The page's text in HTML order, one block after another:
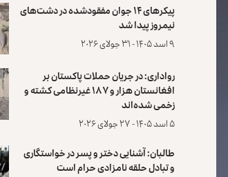
پیکرهای ۱۴ جوان مفقودشده در دشت‌های
نیمروز پیدا شد
۹ اسد ۱۴۰۵ - ۳۱ جولای ۲۰۲۶
رواداری: در جریان حملات پاکستان بر
افغانستان هزار و ۱۸۷ غیرنظامی کشته و
زخمی شده‌اند
۵ اسد ۱۴۰۵ - ۲۷ جولای ۲۰۲۶
طالبان: آشنایی دختر و پسر در خواستگاری
و تبادل حلقه نامزادی حرام است